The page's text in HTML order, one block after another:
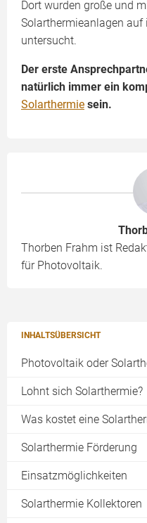
INHALTSÜBERSICHT
Photovoltaik oder
Lohnt sich Solarthermie?
Was kostet eine
Solarthermie Förderung
Einsatzmöglichkeiten
Solarwärme
Solarthermie Kollektoren
Dort wurden große und
Solarthermieanlagen
untersucht.
Der erste
natürlich immer ein
Solarthermie sein.
Thorben Frahm ist
für Photovoltaik.